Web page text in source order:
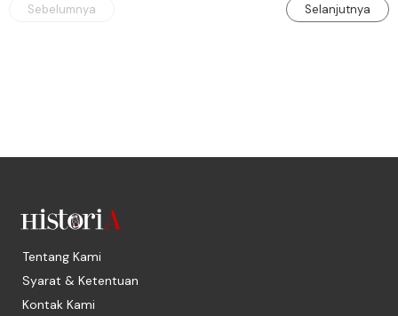
Sebelumnya Selanjutnya
Tentang Kami
Syarat & Ketentuan
Kontak Kami